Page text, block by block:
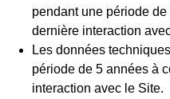
pendant une période
dernière interaction
Les données
période de 5 années à
interaction avec le Site.